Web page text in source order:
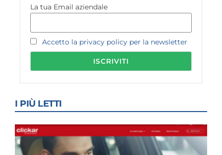
La tua Email aziendale
Accetto la privacy policy per la newsletter
I PIÙ LETTI